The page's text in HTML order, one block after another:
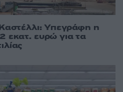
Υπεγράφη η
εκατ. ευρώ για τα